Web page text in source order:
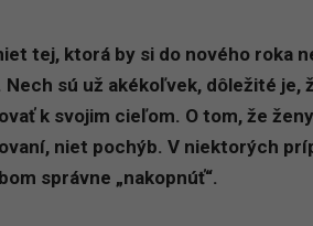
tej, ktorá by si do nového roka
Nech sú už akékoľvek, dôležité
k svojim cieľom. O tom, že
niet pochýb. V niektorých
správne „nakopnúť“.